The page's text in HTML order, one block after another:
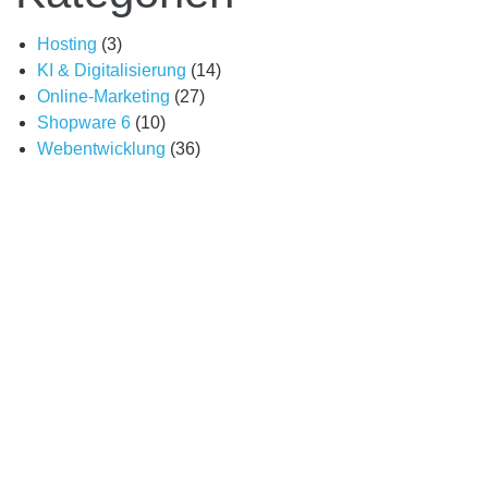
Hosting (3)
KI & Digitalisierung (14)
Online-Marketing (27)
Shopware 6 (10)
Webentwicklung (36)